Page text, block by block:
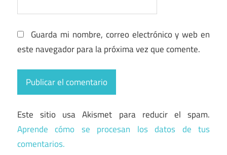
Guarda mi nombre, correo electrónico y web en
este navegador para la próxima vez que comente.
Este sitio usa Akismet para reducir el spam.
Aprende cómo se procesan los datos de tus
comentarios.